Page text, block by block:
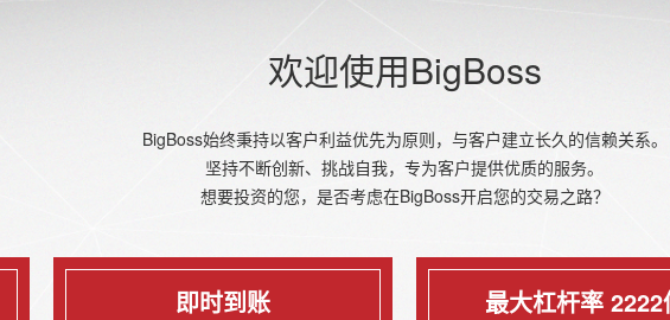
欢迎使用BigBoss
BigBoss始终秉持以客户利益优先为原则，与客户建立长久的信赖关系。
坚持不断创新、挑战自我，专为客户提供优质的服务。
想要投资的您，是否考虑在BigBoss开启您的交易之路？
即时到账 最大杠杆率 2222